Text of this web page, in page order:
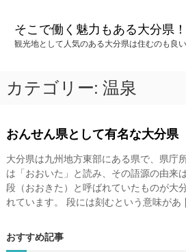
ス
プ
そこで働く魅力もある大分県！
観光地として人気のある大分県は住むのも良い
カテゴリー: 温泉
おんせん県として有名な大分県
大分県は九州地方東部にある県で、県庁
は「おおいた」と読み、その語源の由来
段（おおきた）と呼ばれていたものが大
れています。 段には刻むという意味があ
おすすめ記事